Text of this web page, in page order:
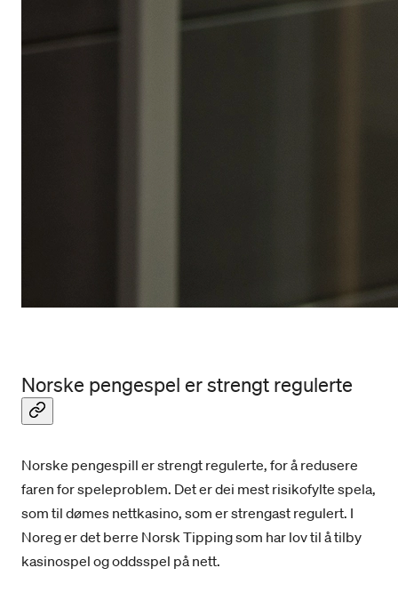
Norske pengespel er strengt regulerte
Norske pengespill er strengt regulerte, for å redusere
faren for speleproblem. Det er dei mest risikofylte spela,
som til dømes nettkasino, som er strengast regulert. I
Noreg er det berre Norsk Tipping som har lov til å tilby
kasinospel og oddsspel på nett.